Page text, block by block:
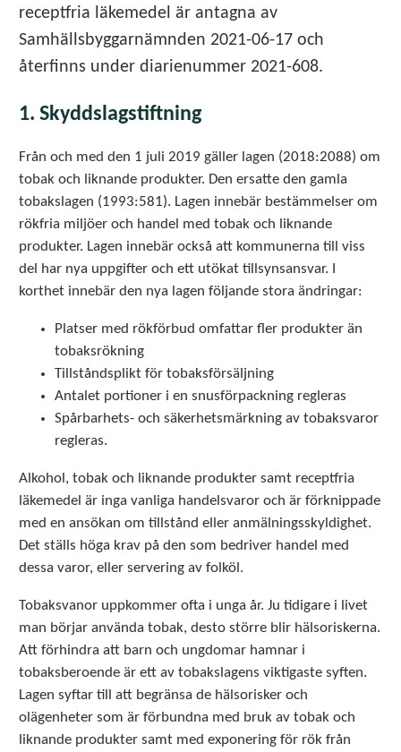
receptfria läkemedel är antagna av
Samhällsbyggarnämnden 2021-06-17 och
återfinns under diarienummer 2021-608.
1. Skyddslagstiftning
Från och med den 1 juli 2019 gäller lagen (2018:2088) om
tobak och liknande produkter. Den ersatte den gamla
tobakslagen (1993:581). Lagen innebär bestämmelser om
rökfria miljöer och handel med tobak och liknande
produkter. Lagen innebär också att kommunerna till viss
del har nya uppgifter och ett utökat tillsynsansvar. I
korthet innebär den nya lagen följande stora ändringar:
Platser med rökförbud omfattar fler produkter än
tobaksrökning
Tillståndsplikt för tobaksförsäljning
Antalet portioner i en snusförpackning regleras
Spårbarhets- och säkerhetsmärkning av tobaksvaror
regleras.
Alkohol, tobak och liknande produkter samt receptfria
läkemedel är inga vanliga handelsvaror och är förknippade
med en ansökan om tillstånd eller anmälningsskyldighet.
Det ställs höga krav på den som bedriver handel med
dessa varor, eller servering av folköl.
Tobaksvanor uppkommer ofta i unga år. Ju tidigare i livet
man börjar använda tobak, desto större blir hälsoriskerna.
Att förhindra att barn och ungdomar hamnar i
tobaksberoende är ett av tobakslagens viktigaste syften.
Lagen syftar till att begränsa de hälsorisker och
olägenheter som är förbundna med bruk av tobak och
liknande produkter samt med exponering för rök från